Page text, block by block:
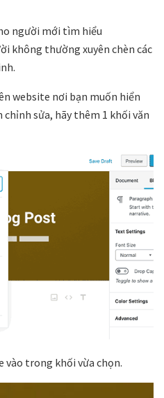
người mới tìm hiểu
không thường xuyên chèn các
website nơi bạn muốn hiển
sửa, hãy thêm 1 khối văn
vào trong khối vừa chọn.